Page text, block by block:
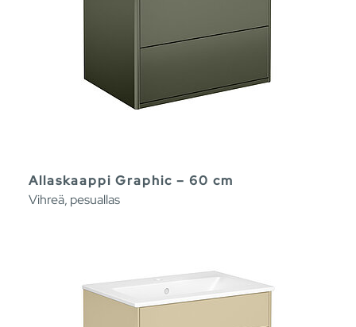
Allaskaappi Graphic – 60 cm
Vihreä, pesuallas